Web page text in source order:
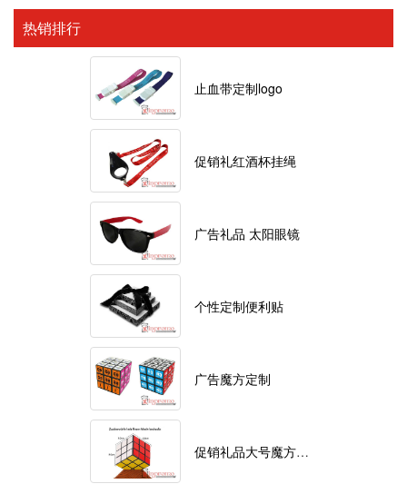
热销排行
止血带定制logo
促销礼红酒杯挂绳
广告礼品 太阳眼镜
个性定制便利贴
广告魔方定制
促销礼品大号魔方定制logo